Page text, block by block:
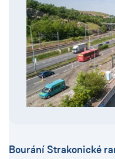
Bourání Strakonické